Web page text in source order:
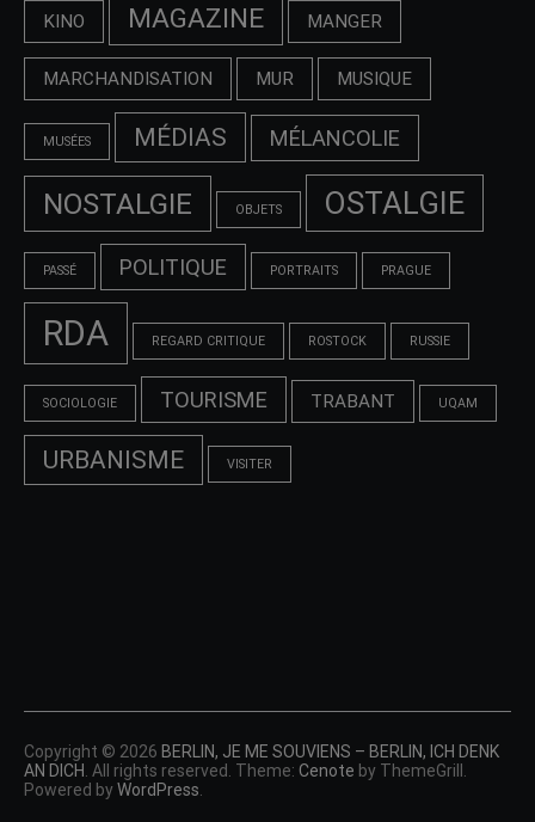
KINO MAGAZINE MANGER
MARCHANDISATION MUR MUSIQUE
MUSÉES MÉDIAS MÉLANCOLIE
NOSTALGIE OBJETS OSTALGIE
PASSÉ POLITIQUE PORTRAITS PRAGUE
RDA REGARD CRITIQUE ROSTOCK RUSSIE
SOCIOLOGIE TOURISME TRABANT UQAM
URBANISME VISITER
Copyright © 2026 BERLIN, JE ME SOUVIENS – BERLIN, ICH DENK
AN DICH . All rights reserved. Theme: Cenote by ThemeGrill.
Powered by WordPress